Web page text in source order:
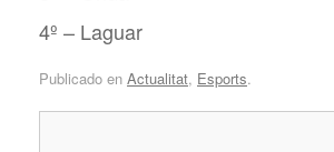
4º – Laguar
Publicado en Actualitat, Esports.